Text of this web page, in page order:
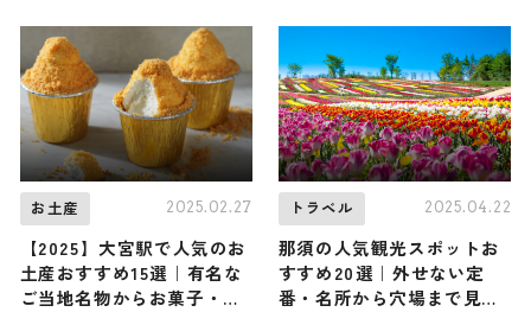
バス」が登場！
お土産 2025.02.27
【2025】大宮駅で人気のお
土産おすすめ15選｜有名な
ご当地名物からお菓子・ス
トラベル 2025.04.22
那須の人気観光スポットお
すすめ20選｜外せない定
番・名所から穴場まで見ど